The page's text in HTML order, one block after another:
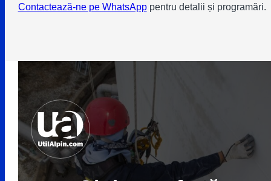
Contactează-ne pe WhatsApppentru detalii și programări.